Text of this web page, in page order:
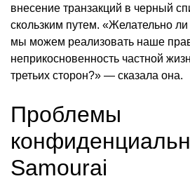
внесение транзакций в черный
скользким путем. «Желательно
мы можем реализовать наше
неприкосновенность частной
третьих сторон?» — сказала она.
Проблемы
Samourai